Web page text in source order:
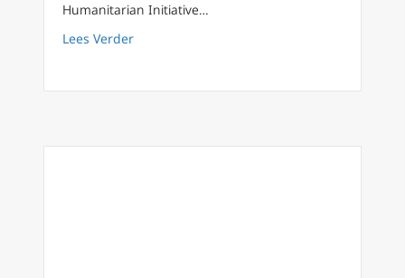
Humanitarian Initiative…
Lees Verderabout ‘Liefde is sterker’: hoe een